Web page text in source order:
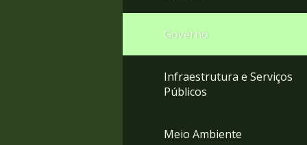
Governo
Infraestrutura e Serviços
Públicos
Meio Ambiente